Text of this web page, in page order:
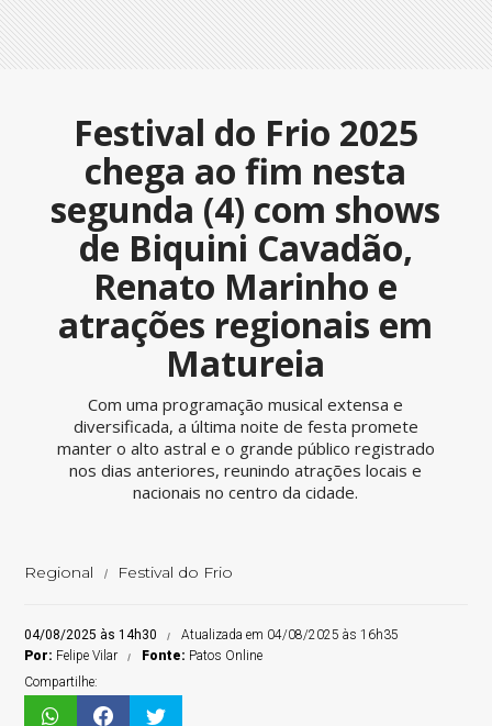
Festival do Frio 2025
chega ao fim nesta
segunda (4) com shows
de Biquini Cavadão,
Renato Marinho e
atrações regionais em
Matureia
Com uma programação musical extensa e
diversificada, a última noite de festa promete
manter o alto astral e o grande público registrado
nos dias anteriores, reunindo atrações locais e
nacionais no centro da cidade.
Regional Festival do Frio
04/08/2025 às 14h30
Atualizada em 04/08/2025 às 16h35
Por: Felipe Vilar Fonte: Patos Online
Compartilhe: